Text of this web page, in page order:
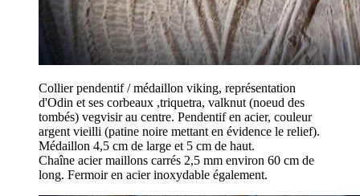
Collier pendentif / médaillon viking, représentation
d'Odin et ses corbeaux ,triquetra, valknut (noeud des
tombés) vegvisir au centre. Pendentif en acier, couleur
argent vieilli (patine noire mettant en évidence le relief).
Médaillon 4,5 cm de large et 5 cm de haut.
Chaîne acier maillons carrés 2,5 mm environ 60 cm de
long. Fermoir en acier inoxydable également.